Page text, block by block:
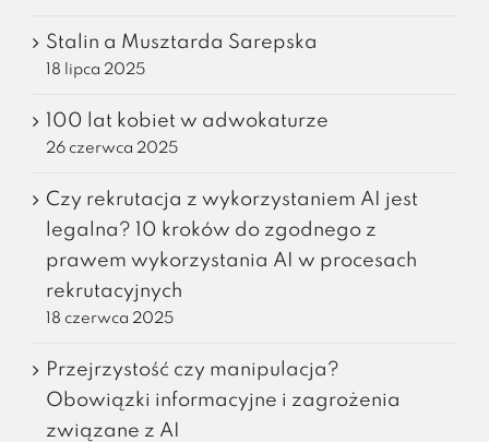
Stalin a Musztarda Sarepska
18 lipca 2025
100 lat kobiet w adwokaturze
26 czerwca 2025
Czy rekrutacja z wykorzystaniem AI jest
legalna? 10 kroków do zgodnego z
prawem wykorzystania AI w procesach
rekrutacyjnych
18 czerwca 2025
Przejrzystość czy manipulacja?
Obowiązki informacyjne i zagrożenia
związane z AI